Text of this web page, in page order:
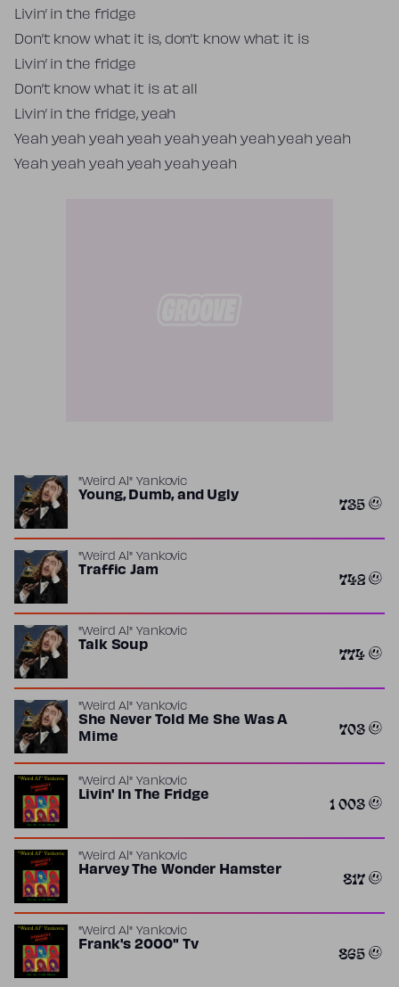
Livin’ in the fridge
Don’t know what it is, don’t know what it is
Livin’ in the fridge
Don’t know what it is at all
Livin’ in the fridge, yeah
Yeah yeah yeah yeah yeah yeah yeah yeah yeah
Yeah yeah yeah yeah yeah yeah
"Weird Al" Yankovic
Young, Dumb, and Ugly 735
"Weird Al" Yankovic
Traffic Jam 742
"Weird Al" Yankovic
Talk Soup 774
"Weird Al" Yankovic
She Never Told Me She Was A
Mime
703
"Weird Al" Yankovic
Livin' In The Fridge 1 003
"Weird Al" Yankovic
Harvey The Wonder Hamster 817
"Weird Al" Yankovic
Frank's 2000" Tv 865